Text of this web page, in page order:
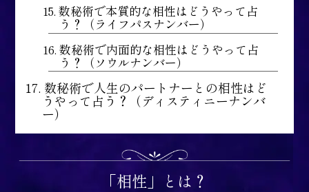
15. 数秘術で本質的な相性はどうやって占
う？（ライフパスナンバー）
16. 数秘術で内面的な相性はどうやって占
う？（ソウルナンバー）
17. 数秘術で人生のパートナーとの相性はど
うやって占う？（ディスティニーナンバ
ー）
「相性」とは？